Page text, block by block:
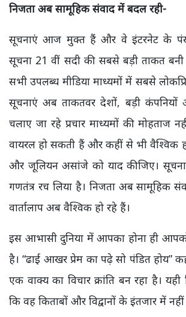
निजता अब सामूहिक संवाद में बदल रही-
सूचनाएं आज मुक्त हैं और वे इंटरनेट के
सूचना 21 वीं सदी की सबसे बड़ी ताकत बनी
सभी उपलब्ध मीडिया माध्यमों में सबसे
सूचनाएं अब ताकतवर देशों, बड़ी कंपनियों
चलाए जा रहे प्रचार माध्यमों की मोहताज
वायरल हो सकती हैं और कहीं से भी वैश्विक
और जूलियन असांजे को याद कीजिए।
गणतंत्र रच लिया है। निजता अब सामूहिक
वार्तालाप अब वैश्विक हो रहे हैं।
इस आभासी दुनिया में आपका होना ही
है। “ढाई आखर प्रेम का पढ़े सो पंडित
एक वाक्य का विचार क्रांति बन रहा है।
कि वह किताबों और विद्वानों के इंतजार में नहीं